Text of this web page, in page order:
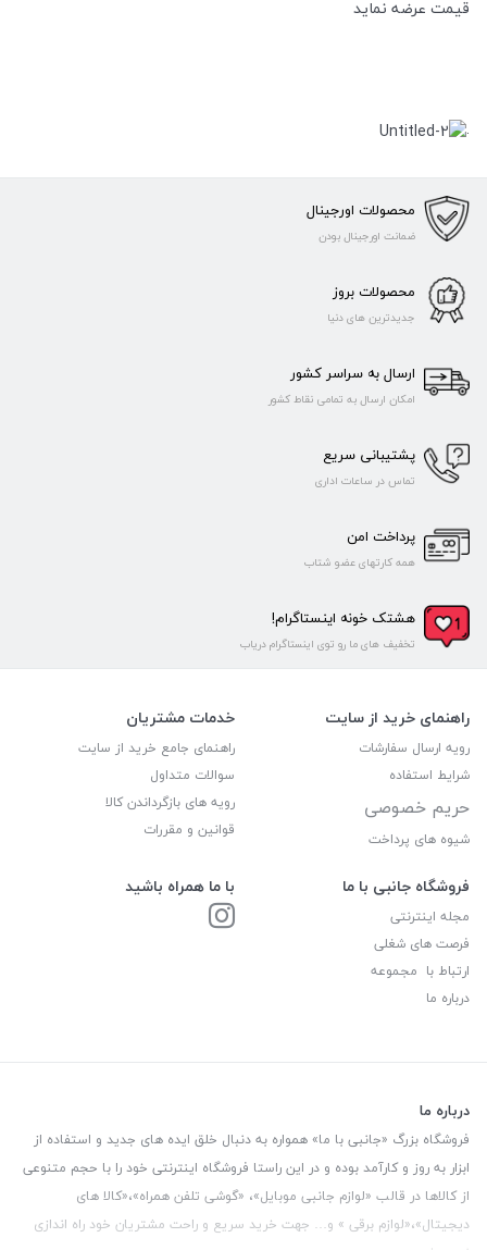
قیمت عرضه نماید
.
محصولات اورجینال
ضمانت اورجینال بودن
محصولات بروز
جدیدترین های دنیا
ارسال به سراسر کشور
امکان ارسال به تمامی نقاط کشور
پشتیبانی سریع
تماس در ساعات اداری
پرداخت امن
همه کارتهای عضو شتاب
هشتک خونه اینستاگرام!
تخفیف های ما رو توی اینستاگرام دریاب
راهنمای خرید از سایت
رویه ارسال سفارشات
شرایط استفاده
حریم خصوصی
شیوه های پرداخت
خدمات مشتریان
راهنمای جامع خرید از سایت
سوالات متداول
رویه های بازگرداندن کالا
قوانین و مقررات
فروشگاه جانبی با ما
مجله اینترنتی
فرصت های شغلی
ارتباط با مجموعه
درباره ما
با ما همراه باشید
درباره ما
فروشگاه بزرگ «جانبی با ما» همواره به دنبال خلق ایده های جدید و استفاده از
ابزار به روز و کارآمد بوده و در این راستا فروشگاه اینترنتی خود را با حجم متنوعی
از کالاها در قالب «لوازم جانبی موبایل»، «گوشی تلفن همراه»،«کالا های
دیجیتال»،«لوازم برقی » و… جهت خرید سریع و راحت مشتریان خود راه اندازی